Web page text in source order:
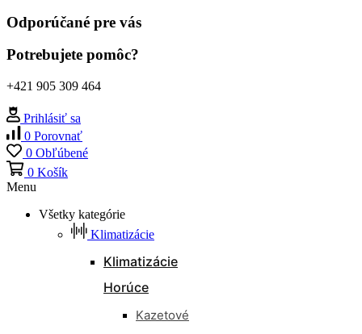
Odporúčané pre vás
Potrebujete pomôc?
+421 905 309 464
Prihlásiť sa
0 Porovnať
0 Obľúbené
0 Košík
Menu
Všetky kategórie
Klimatizácie
Klimatizácie
Horúce
Kazetové